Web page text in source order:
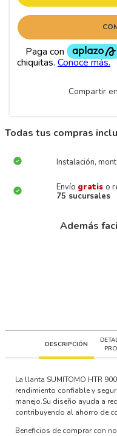
Compartir en
Todas tus compras
Instalación,
Envío gratis o
75 sucursales
Además
DESCRIPCIÓN
La llanta SUMITOMO HTR
rendimiento confiable y
manejo.Su diseño ayuda a
contribuyendo al ahorro de
Beneficios de comprar con